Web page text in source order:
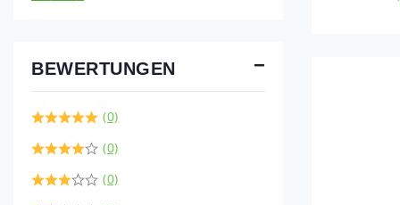
BEWERTUNGEN
(0)
(0)
(0)